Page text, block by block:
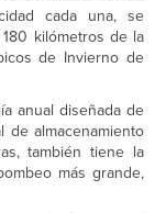
cada una, se
kilómetros de la
de Invierno de
anual diseñada de
de almacenamiento
también tiene la
más grande,